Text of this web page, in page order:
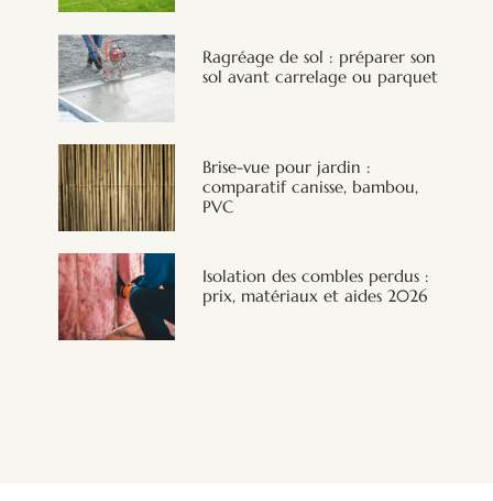
Ragréage de sol : préparer son
sol avant carrelage ou parquet
Brise-vue pour jardin :
comparatif canisse, bambou,
PVC
Isolation des combles perdus :
prix, matériaux et aides 2026